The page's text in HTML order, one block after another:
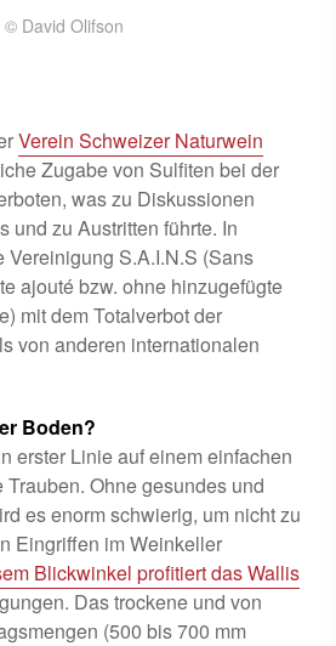
© David Olifson
Verein Schweizer Naturwein
Zugabe von Sulfiten bei der
was zu Diskussionen
und zu Austritten führte. In
Vereinigung S.A.I.N.S (Sans
ajouté bzw. ohne hinzugefügte
mit dem Totalverbot der
von anderen internationalen
Boden?
erster Linie auf einem einfachen
Ohne gesundes und
es enorm schwierig, um nicht zu
Eingriffen im Weinkeller
Blickwinkel profitiert das Wallis
Das trockene und von
(500 bis 700 mm